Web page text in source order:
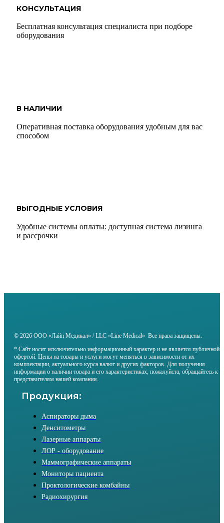
КОНСУЛЬТАЦИЯ
Бесплатная консультация специалиста при подборе
оборудования
В НАЛИЧИИ
Оперативная поставка оборудования удобным для вас
способом
ВЫГОДНЫЕ УСЛОВИЯ
Удобные системы оплаты: доступная система лизинга
и рассрочки
© 2026 ООО «Лайн Медикал» / LLC «Line Medical» Все права защищены.
* Сайт носит исключительно информационный характер и не является публичной
офертой. Цены на товары и услуги могут меняться в зависимости от их
комплектации, актуального курса валют и других факторов. Для получения
информации о наличии товара и его характеристиках, пожалуйста, обращайтесь к
представителям нашей компании.
Продукция:
Аспираторы дыма
Денситометры
Лазерные аппараты
ЛОР - оборудование
Маммографические аппараты
Мониторы пациента
Проктологические комбайны
Радиохирургия